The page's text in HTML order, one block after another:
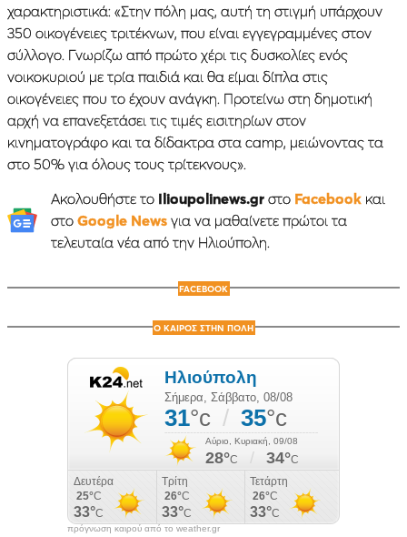
χαρακτηριστικά: «Στην πόλη μας, αυτή τη στιγμή υπάρχουν
350 οικογένειες τριτέκνων, που είναι εγγεγραμμένες στον
σύλλογο. Γνωρίζω από πρώτο χέρι τις δυσκολίες ενός
νοικοκυριού με τρία παιδιά και θα είμαι δίπλα στις
οικογένειες που το έχουν ανάγκη. Προτείνω στη δημοτική
αρχή να επανεξετάσει τις τιμές εισιτηρίων στον
κινηματογράφο και τα δίδακτρα στα camp, μειώνοντας τα
στο 50% για όλους τους τρίτεκνους».
Ακολουθήστε το Ilioupolinews.grστο Facebookκαι
στο Google Newsγια να μαθαίνετε πρώτοι τα
τελευταία νέα από την Ηλιούπολη.
FACEBOOK
Ο ΚΑΙΡΟΣ ΣΤΗΝ ΠΟΛΗ
πρόγνωση καιρού από το weather.gr